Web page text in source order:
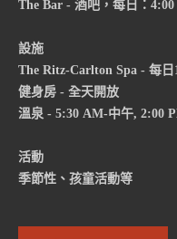
The Bar - 酒吧，每日：
設施
The Ritz-Carlton Spa - 每
健身房 - 全天開放
溫泉 - 5:30 AM-中午, 2:00
活動
季節性、孩童活動等